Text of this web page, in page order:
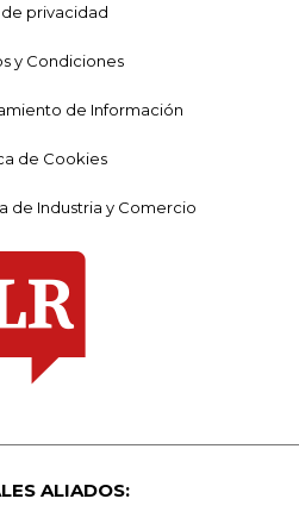
de privacidad
y Condiciones
de Información
de Cookies
de Industria y Comercio
ALIADOS: